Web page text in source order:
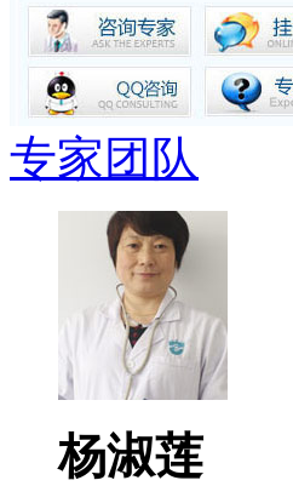
专家团队
杨淑莲